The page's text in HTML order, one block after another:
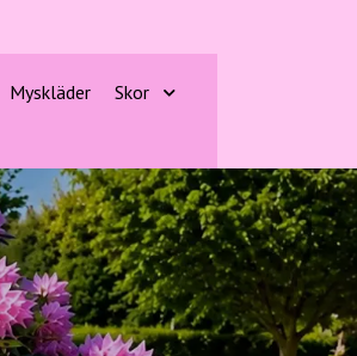
Myskläder
Skor